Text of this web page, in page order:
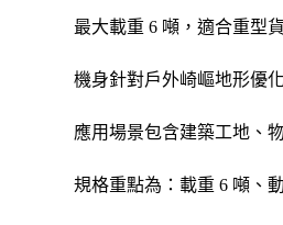
最大載重 6 噸，適合重型
機身針對戶外崎嶇地形優
應用場景包含建築工地、
規格重點為：載重 6 噸、